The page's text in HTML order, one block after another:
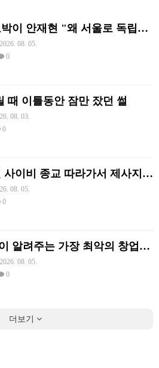
서울 토박이 안재현 "왜 서울로 독립해?"
2026. 08. 05.
0
때 이틀동안 잠만 잤던 썰
08. 03.
0
15년 전 사이비 종교 따라가서 제사지내고 온 썰.
08. 05.
0
백종원이 알려주는 가장 최악의 창업과정 .JPG
2026. 08. 05.
0
더보기